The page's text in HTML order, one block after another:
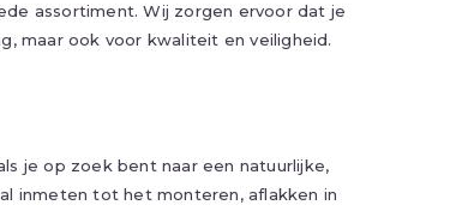
assortiment. Wij zorgen ervoor dat je
maar ook voor kwaliteit en veiligheid.
je op zoek bent naar een natuurlijke,
inmeten tot het monteren, aflakken in